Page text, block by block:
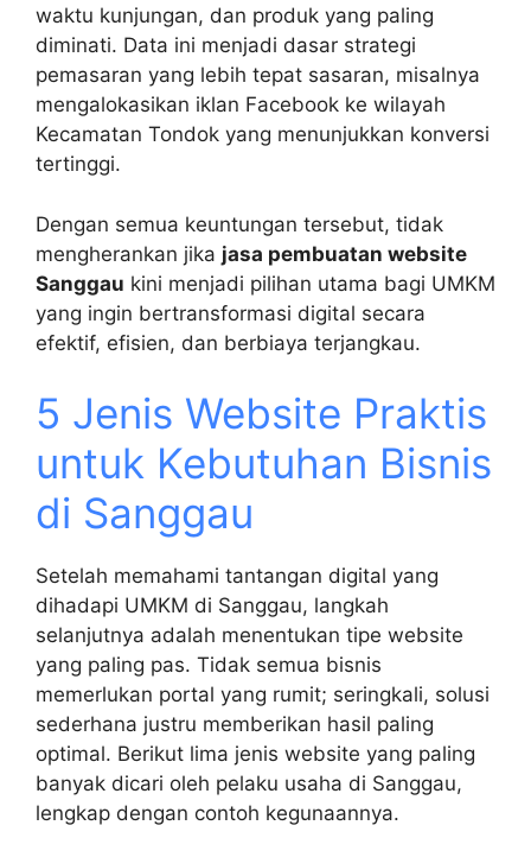
waktu kunjungan, dan produk yang paling
diminati. Data ini menjadi dasar strategi
pemasaran yang lebih tepat sasaran, misalnya
mengalokasikan iklan Facebook ke wilayah
Kecamatan Tondok yang menunjukkan konversi
tertinggi.
Dengan semua keuntungan tersebut, tidak
mengherankan jika jasa pembuatan website
Sanggau kini menjadi pilihan utama bagi UMKM
yang ingin bertransformasi digital secara
efektif, efisien, dan berbiaya terjangkau.
5 Jenis Website Praktis
untuk Kebutuhan Bisnis
di Sanggau
Setelah memahami tantangan digital yang
dihadapi UMKM di Sanggau, langkah
selanjutnya adalah menentukan tipe website
yang paling pas. Tidak semua bisnis
memerlukan portal yang rumit; seringkali, solusi
sederhana justru memberikan hasil paling
optimal. Berikut lima jenis website yang paling
banyak dicari oleh pelaku usaha di Sanggau,
lengkap dengan contoh kegunaannya.